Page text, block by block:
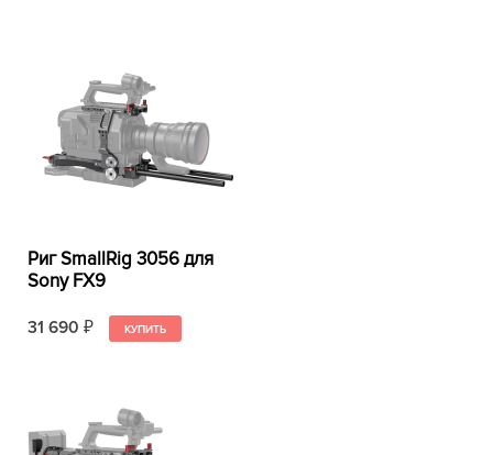
Риг SmallRig 3056 для
Sony FX9
31 690 ₽